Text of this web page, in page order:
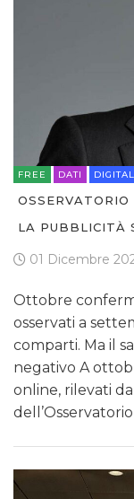
FREE DATI
LA PUBBLICITÀ
01 Dicembre
Ottobre
osservati a
comparti. Ma il
negativo A
online, rilevati